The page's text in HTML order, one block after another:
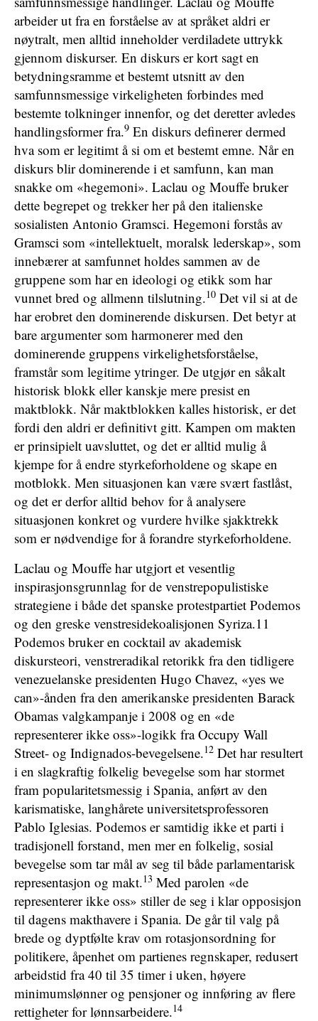
arbeider ut fra en forståelse av at språket aldri er
nøytralt, men alltid inneholder verdiladete uttrykk
gjennom diskurser. En diskurs er kort sagt en
betydningsramme et bestemt utsnitt av den
samfunnsmessige virkeligheten forbindes med
bestemte tolkninger innenfor, og det deretter avledes
handlingsformer fra.9 En diskurs definerer dermed
hva som er legitimt å si om et bestemt emne. Når en
diskurs blir dominerende i et samfunn, kan man
snakke om «hegemoni». Laclau og Mouffe bruker
dette begrepet og trekker her på den italienske
sosialisten Antonio Gramsci. Hegemoni forstås av
Gramsci som «intellektuelt, moralsk lederskap», som
innebærer at samfunnet holdes sammen av de
gruppene som har en ideologi og etikk som har
vunnet bred og allmenn tilslutning.10 Det vil si at de
har erobret den dominerende diskursen. Det betyr at
bare argumenter som harmonerer med den
dominerende gruppens virkelighetsforståelse,
framstår som legitime ytringer. De utgjør en såkalt
historisk blokk eller kanskje mere presist en
maktblokk. Når maktblokken kalles historisk, er det
fordi den aldri er definitivt gitt. Kampen om makten
er prinsipielt uavsluttet, og det er alltid mulig å
kjempe for å endre styrkeforholdene og skape en
motblokk. Men situasjonen kan være svært fastlåst,
og det er derfor alltid behov for å analysere
situasjonen konkret og vurdere hvilke sjakktrekk
som er nødvendige for å forandre styrkeforholdene.
Laclau og Mouffe har utgjort et vesentlig
inspirasjonsgrunnlag for de venstrepopulistiske
strategiene i både det spanske protestpartiet Podemos
og den greske venstresidekoalisjonen Syriza.11
Podemos bruker en cocktail av akademisk
diskursteori, venstreradikal retorikk fra den tidligere
venezuelanske presidenten Hugo Chavez, «yes we
can»-ånden fra den amerikanske presidenten Barack
Obamas valgkampanje i 2008 og en «de
representerer ikke oss»-logikk fra Occupy Wall
Street- og Indignados-bevegelsene.12 Det har resultert
i en slagkraftig folkelig bevegelse som har stormet
fram popularitetsmessig i Spania, anført av den
karismatiske, langhårete universitetsprofessoren
Pablo Iglesias. Podemos er samtidig ikke et parti i
tradisjonell forstand, men mer en folkelig, sosial
bevegelse som tar mål av seg til både parlamentarisk
representasjon og makt.13 Med parolen «de
representerer ikke oss» stiller de seg i klar opposisjon
til dagens makthavere i Spania. De går til valg på
brede og dyptfølte krav om rotasjonsordning for
politikere, åpenhet om partienes regnskaper, redusert
arbeidstid fra 40 til 35 timer i uken, høyere
minimumslønner og pensjoner og innføring av flere
rettigheter for lønnsarbeidere.14